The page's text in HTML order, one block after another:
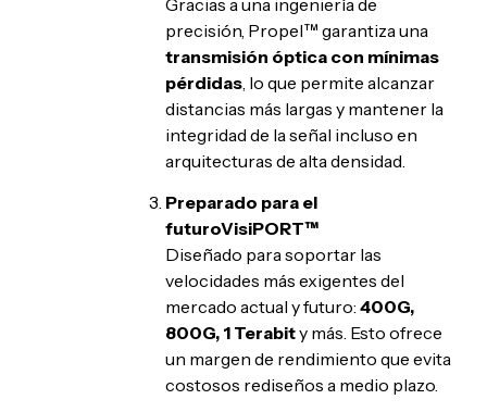
precisión, Propel™ garantiza una
transmisión óptica con mínimas
pérdidas , lo que permite alcanzar
distancias más largas y mantener la
integridad de la señal incluso en
arquitecturas de alta densidad.
Preparado para el
futuroVisiPORT™
Diseñado para soportar las
velocidades más exigentes del
mercado actual y futuro: 400G,
800G, 1 Terabity más. Esto ofrece
un margen de rendimiento que evita
costosos rediseños a medio plazo.